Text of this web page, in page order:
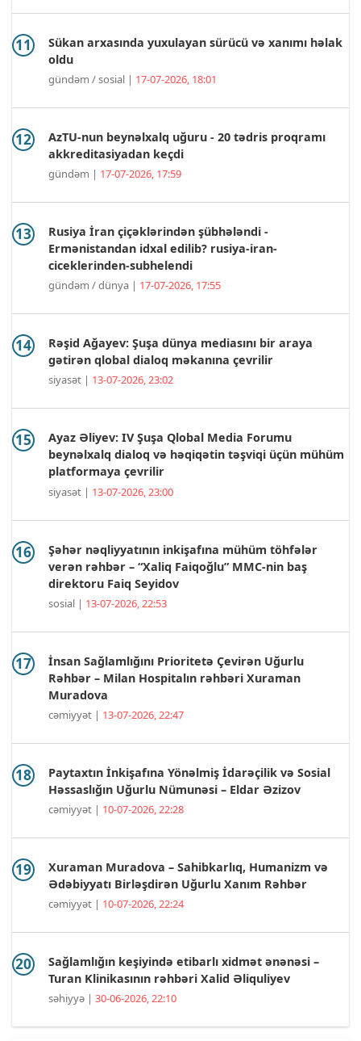
Sükan arxasında yuxulayan sürücü və xanımı həlak
oldu
gündəm / sosial | 17-07-2026, 18:01
AzTU-nun beynəlxalq uğuru - 20 tədris proqramı
akkreditasiyadan keçdi
gündəm | 17-07-2026, 17:59
Rusiya İran çiçəklərindən şübhələndi -
Ermənistandan idxal edilib? rusiya-iran-
ciceklerinden-subhelendi
gündəm / dünya | 17-07-2026, 17:55
Rəşid Ağayev: Şuşa dünya mediasını bir araya
gətirən qlobal dialoq məkanına çevrilir
siyasət | 13-07-2026, 23:02
Ayaz Əliyev: IV Şuşa Qlobal Media Forumu
beynəlxalq dialoq və həqiqətin təşviqi üçün mühüm
platformaya çevrilir
siyasət | 13-07-2026, 23:00
Şəhər nəqliyyatının inkişafına mühüm töhfələr
verən rəhbər – “Xaliq Faiqoğlu” MMC-nin baş
direktoru Faiq Seyidov
sosial | 13-07-2026, 22:53
İnsan Sağlamlığını Prioritetə Çevirən Uğurlu
Rəhbər – Milan Hospitalın rəhbəri Xuraman
Muradova
cəmiyyət | 13-07-2026, 22:47
Paytaxtın İnkişafına Yönəlmiş İdarəçilik və Sosial
Həssaslığın Uğurlu Nümunəsi – Eldar Əzizov
cəmiyyət | 10-07-2026, 22:28
Xuraman Muradova – Sahibkarlıq, Humanizm və
Ədəbiyyatı Birləşdirən Uğurlu Xanım Rəhbər
cəmiyyət | 10-07-2026, 22:24
Sağlamlığın keşiyində etibarlı xidmət ənənəsi –
Turan Klinikasının rəhbəri Xalid Əliquliyev
səhiyyə | 30-06-2026, 22:10